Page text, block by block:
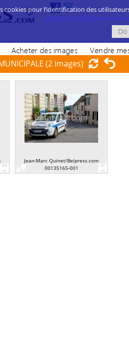
Acheter des images Vendre
(2 images)
Jean-Marc Quinet/Belpress.com
00135165-001
cookies pour l’identification des
politique d’utilisation des